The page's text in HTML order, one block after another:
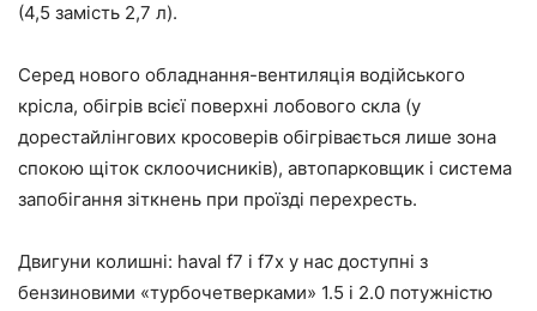
(4,5 замість 2,7 л).
Серед нового обладнання-вентиляція водійського
крісла, обігрів всієї поверхні лобового скла (у
дорестайлінгових кросоверів обігрівається лише зона
спокою щіток склоочисників), автопарковщик і система
запобігання зіткнень при проїзді перехресть.
Двигуни колишні: haval f7 і f7x у нас доступні з
бензиновими «турбочетверками» 1.5 і 2.0 потужністю